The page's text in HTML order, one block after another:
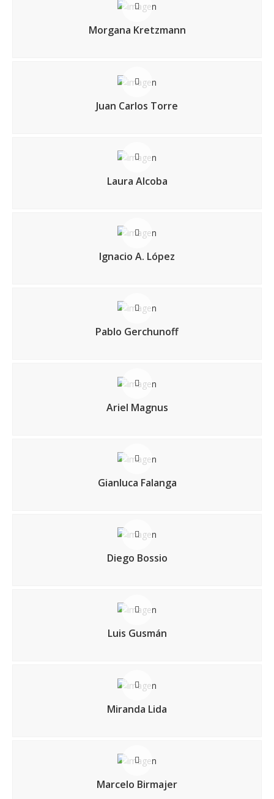
Morgana Kretzmann
Juan Carlos Torre
Laura Alcoba
Ignacio A. López
Pablo Gerchunoff
Ariel Magnus
Gianluca Falanga
Diego Bossio
Luis Gusmán
Miranda Lida
Marcelo Birmajer